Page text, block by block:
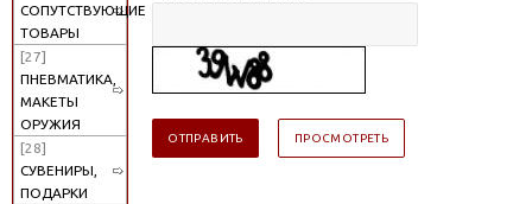
СОПУТСТВУЮЩИЕ
ТОВАРЫ
[27]
ПНЕВМАТИКА,
МАКЕТЫ
ОРУЖИЯ
[28]
СУВЕНИРЫ,
ПОДАРКИ